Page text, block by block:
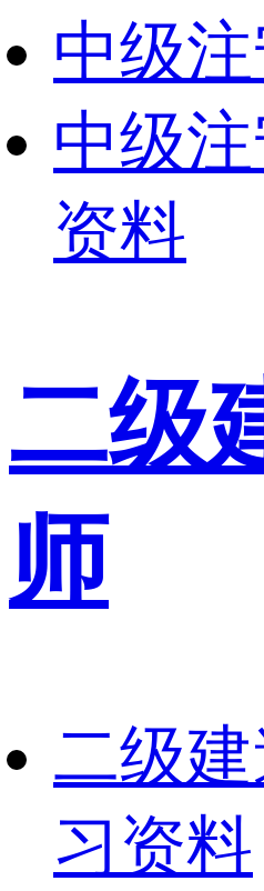
中级
中级
资料
二级
师
二级
习资料